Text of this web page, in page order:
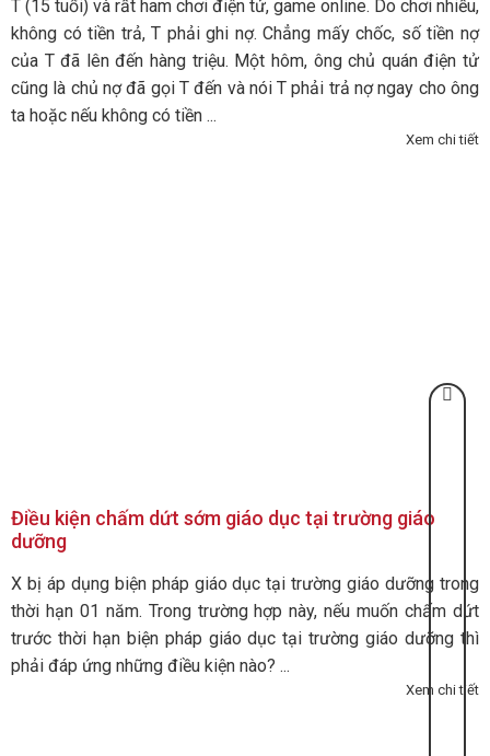
T (15 tuổi) và rất ham chơi điện tử, game online. Do chơi nhiều,
không có tiền trả, T phải ghi nợ. Chẳng mấy chốc, số tiền nợ
của T đã lên đến hàng triệu. Một hôm, ông chủ quán điện tử
cũng là chủ nợ đã gọi T đến và nói T phải trả nợ ngay cho ông
ta hoặc nếu không có tiền ...
Xem chi tiết
Điều kiện chấm dứt sớm giáo dục tại trường giáo
dưỡng
X bị áp dụng biện pháp giáo dục tại trường giáo dưỡng trong
thời hạn 01 năm. Trong trường hợp này, nếu muốn chấm dứt
trước thời hạn biện pháp giáo dục tại trường giáo dưỡng thì
phải đáp ứng những điều kiện nào? ...
Xem chi tiết